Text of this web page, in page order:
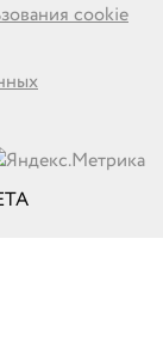
cookie